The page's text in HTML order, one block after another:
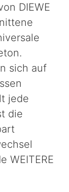
DIEWE
sich auf
jede
die
WEITERE